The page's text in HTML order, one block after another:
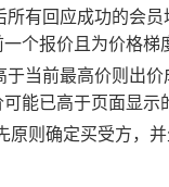
有回应成功的会
个报价且为价格
当前最高价则出
能已高于页面显示
原则确定买受方，